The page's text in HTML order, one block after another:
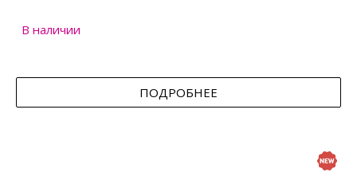
В наличии
ПОДРОБНЕЕ